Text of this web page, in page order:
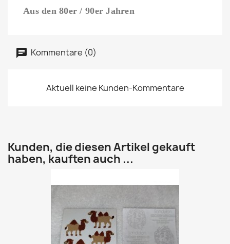
Aus den 80er / 90er Jahren
Kommentare (0)
Aktuell keine Kunden-Kommentare
Kunden, die diesen Artikel gekauft
haben, kauften auch ...